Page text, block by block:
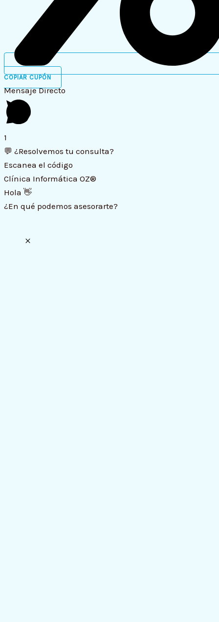
COPIAR CUPÓN
Mensaje Directo
1
💬 ¿Resolvemos tu consulta?
Escanea el código
Clínica Informática OZ®
Hola 👋
¿En qué podemos asesorarte?